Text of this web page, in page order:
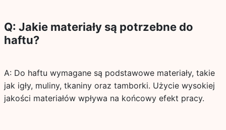
Q: Jakie materiały są potrzebne do
haftu?
A: Do haftu wymagane są podstawowe materiały, takie
jak igły, muliny, tkaniny oraz tamborki. Użycie wysokiej
jakości materiałów wpływa na końcowy efekt pracy.